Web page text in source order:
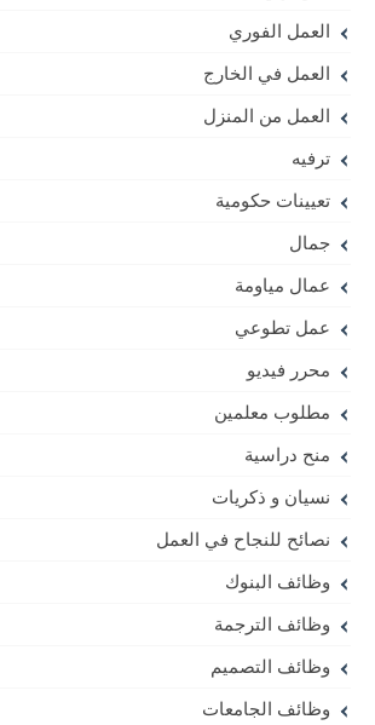
العمل الفوري
العمل في الخارج
العمل من المنزل
ترفيه
تعيينات حكومية
جمال
عمال مياومة
عمل تطوعي
محرر فيديو
مطلوب معلمين
منح دراسية
نسيان و ذكريات
نصائح للنجاح في العمل
وظائف البنوك
وظائف الترجمة
وظائف التصميم
وظائف الجامعات